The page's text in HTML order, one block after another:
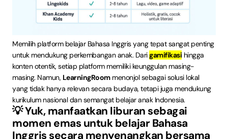
Memilih platform belajar Bahasa Inggris yang tepat sangat penting
untuk mendukung perkembangan anak. Darigamifikasi hingga
konten otentik, setiap platform memiliki keunggulan masing-
masing. Namun, LearningRoommenonjol sebagai solusi lokal
yang tidak hanya relevan secara budaya, tetapi juga mendukung
kurikulum nasional dan semangat belajar anak Indonesia.
💡 Yuk, manfaatkan liburan sebagai
momen emas untuk belajar Bahasa
Inggris secara menyenangkan bersama